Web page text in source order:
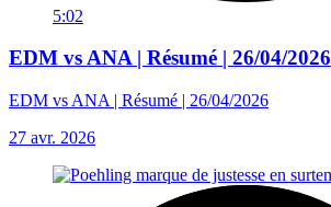
5:02
EDM vs ANA | Résumé | 26/04/2026
EDM vs ANA | Résumé | 26/04/2026
27 avr. 2026